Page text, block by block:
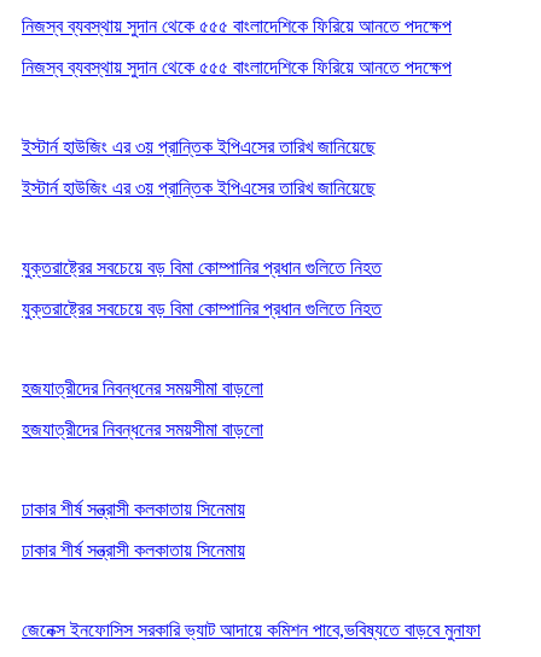
নিজস্ব ব্যবস্থায় সুদান থেকে ৫৫৫ বাংলাদেশিকে ফিরিয়ে আনতে পদক্ষেপ
নিজস্ব ব্যবস্থায় সুদান থেকে ৫৫৫ বাংলাদেশিকে ফিরিয়ে আনতে পদক্ষেপ
ইস্টার্ন হাউজিং এর ৩য় প্রান্তিক ইপিএসের তারিখ জানিয়েছে
ইস্টার্ন হাউজিং এর ৩য় প্রান্তিক ইপিএসের তারিখ জানিয়েছে
যুক্তরাষ্ট্রের সবচেয়ে বড় বিমা কোম্পানির প্রধান গুলিতে নিহত
যুক্তরাষ্ট্রের সবচেয়ে বড় বিমা কোম্পানির প্রধান গুলিতে নিহত
হজযাত্রীদের নিবন্ধনের সময়সীমা বাড়লো
হজযাত্রীদের নিবন্ধনের সময়সীমা বাড়লো
ঢাকার শীর্ষ সন্ত্রাসী কলকাতায় সিনেমায়
ঢাকার শীর্ষ সন্ত্রাসী কলকাতায় সিনেমায়
জেনেক্স ইনফোসিস সরকারি ভ্যাট আদায়ে কমিশন পাবে,ভবিষ্যতে বাড়বে মুনাফা